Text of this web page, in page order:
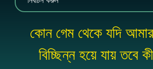
কোন গেম থেকে যদি
বিচ্ছিন্ন হয়ে যায় তবে